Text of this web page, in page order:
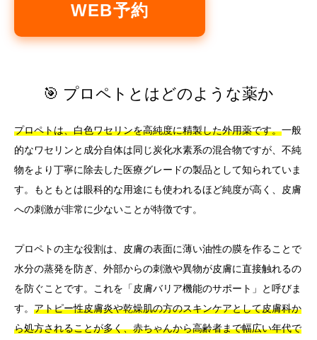
WEB予約
🎯 プロペトとはどのような薬か
プロペトは、白色ワセリンを高純度に精製した外用薬です。一般
的なワセリンと成分自体は同じ炭化水素系の混合物ですが、不純
物をより丁寧に除去した医療グレードの製品として知られていま
す。もともとは眼科的な用途にも使われるほど純度が高く、皮膚
への刺激が非常に少ないことが特徴です。
プロペトの主な役割は、皮膚の表面に薄い油性の膜を作ることで
水分の蒸発を防ぎ、外部からの刺激や異物が皮膚に直接触れるの
を防ぐことです。これを「皮膚バリア機能のサポート」と呼びま
す。 アトピー性皮膚炎や乾燥肌の方のスキンケアとして皮膚科か
ら処方されることが多く、赤ちゃんから高齢者まで幅広い年代で